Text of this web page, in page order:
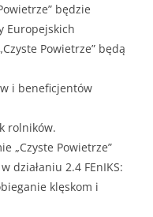
będzie
Europejskich
Powietrze” będą
i beneficjentów
rolników.
„Czyste Powietrze”
działaniu 2.4 FEnIKS:
klęskom i